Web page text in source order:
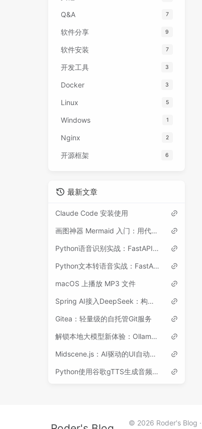
Q&A 7
软件分享 9
软件安装 7
开发工具 3
Docker 3
Linux 5
Windows 1
Nginx 2
开源框架 6
最新文章
Claude Code 安装使用
画图神器 Mermaid 入门：用代码画流程图、时序图等各类图表
Python语音识别实战：FastAPI + Whisper ASR开发指南
Python文本转语音实战：FastAPI + Edge-TTS开发指南
macOS 上播放 MP3 文件
Spring AI接入DeepSeek：构建你的第一个AI应用
Gitea：轻量级的自托管Git服务
解锁本地大模型新体验：Ollama 介绍、安装与使用
Midscene.js：AI驱动的UI自动化测试框架
Python使用谷歌gTTS生成音频并播放
© 2026 Roder's Blog